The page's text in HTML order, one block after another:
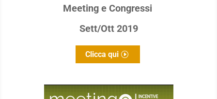
Meeting e Congressi
Sett/Ott 2019
Clicca qui